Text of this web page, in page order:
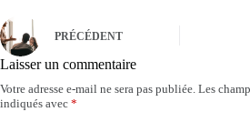
PRÉCÉDENT
Laisser un commentaire
Votre adresse e-mail ne sera pas publiée. Les
indiqués avec *